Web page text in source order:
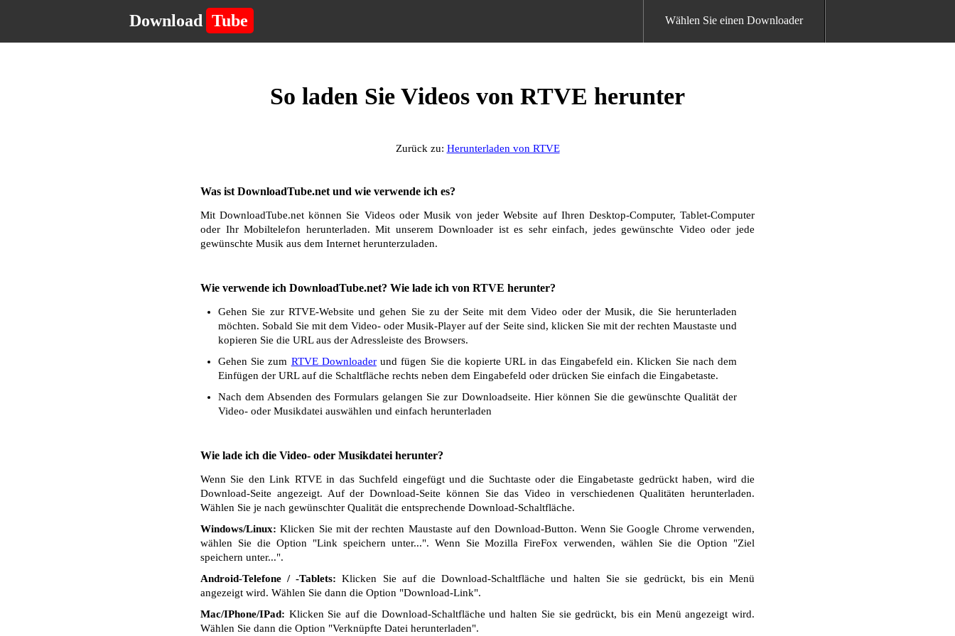
Download Tube Wählen Sie einen Downloader
So laden Sie Videos von RTVE herunter
Zurück zu: Herunterladen von RTVE
Was ist DownloadTube.net und wie verwende ich es?
Mit DownloadTube.net können Sie Videos oder Musik von jeder Website auf Ihren Desktop-Computer, Tablet-Computer
oder Ihr Mobiltelefon herunterladen. Mit unserem Downloader ist es sehr einfach, jedes gewünschte Video oder jede
gewünschte Musik aus dem Internet herunterzuladen.
Wie verwende ich DownloadTube.net? Wie lade ich von RTVE herunter?
Gehen Sie zur RTVE-Website und gehen Sie zu der Seite mit dem Video oder der Musik, die Sie herunterladen
möchten. Sobald Sie mit dem Video- oder Musik-Player auf der Seite sind, klicken Sie mit der rechten Maustaste und
kopieren Sie die URL aus der Adressleiste des Browsers.
Gehen Sie zum RTVE Downloaderund fügen Sie die kopierte URL in das Eingabefeld ein. Klicken Sie nach dem
Einfügen der URL auf die Schaltfläche rechts neben dem Eingabefeld oder drücken Sie einfach die Eingabetaste.
Nach dem Absenden des Formulars gelangen Sie zur Downloadseite. Hier können Sie die gewünschte Qualität der
Video- oder Musikdatei auswählen und einfach herunterladen
Wie lade ich die Video- oder Musikdatei herunter?
Wenn Sie den Link RTVE in das Suchfeld eingefügt und die Suchtaste oder die Eingabetaste gedrückt haben, wird die
Download-Seite angezeigt. Auf der Download-Seite können Sie das Video in verschiedenen Qualitäten herunterladen.
Wählen Sie je nach gewünschter Qualität die entsprechende Download-Schaltfläche.
Windows/Linux: Klicken Sie mit der rechten Maustaste auf den Download-Button. Wenn Sie Google Chrome verwenden,
wählen Sie die Option "Link speichern unter...". Wenn Sie Mozilla FireFox verwenden, wählen Sie die Option "Ziel
speichern unter...".
Android-Telefone / -Tablets: Klicken Sie auf die Download-Schaltfläche und halten Sie sie gedrückt, bis ein Menü
angezeigt wird. Wählen Sie dann die Option "Download-Link".
Mac/IPhone/IPad: Klicken Sie auf die Download-Schaltfläche und halten Sie sie gedrückt, bis ein Menü angezeigt wird.
Wählen Sie dann die Option "Verknüpfte Datei herunterladen".